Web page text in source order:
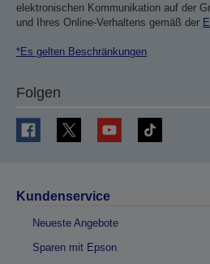
elektronischen Kommunikation auf der
und Ihres Online-Verhaltens gemäß der
*Es gelten Beschränkungen
Folgen
Kundenservice
Neueste Angebote
Sparen mit Epson